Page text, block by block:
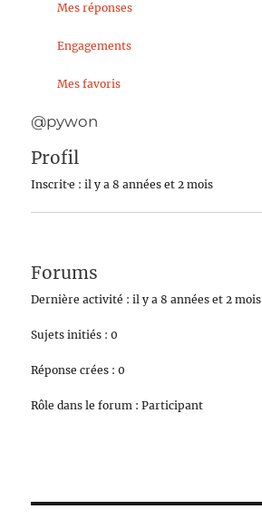
Mes réponses
Engagements
Mes favoris
@pywon
Profil
Inscrit·e : il y a 8 années et 2 mois
Forums
Dernière activité : il y a 8 années et 2 mois
Sujets initiés : 0
Réponse crées : 0
Rôle dans le forum : Participant